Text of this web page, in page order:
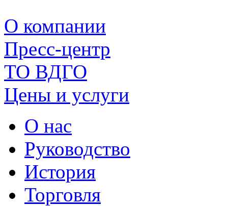
О компании
Пресс-центр
TO ВДГО
Цены и услуги
О нас
Руководство
История
Торговля